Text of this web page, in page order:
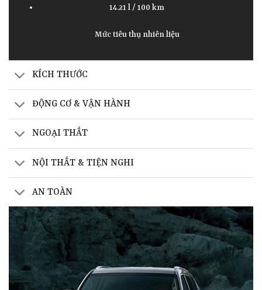
14.21 l / 100 km
Mức tiêu thụ nhiên liệu
KÍCH THƯỚC
ĐỘNG CƠ & VẬN HÀNH
NGOẠI THẤT
NỘI THẤT & TIỆN NGHI
AN TOÀN